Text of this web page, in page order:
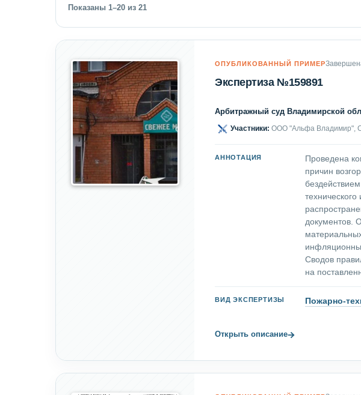
Показаны 1–20 из 21
ОПУБЛИКОВАННЫЙ ПРИМЕР
Экспертиза №159891
Арбитражный суд Владимирской
Участники: ООО "Альфа Владимир",
АННОТАЦИЯ
Проведена
причин
документов.
Сводов
на
ВИД ЭКСПЕРТИЗЫ Пожарно-
Открыть описание→